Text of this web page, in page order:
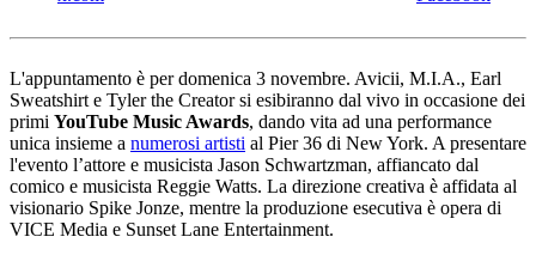
L'appuntamento è per domenica 3 novembre. Avicii, M.I.A., Earl
Sweatshirt e Tyler the Creator si esibiranno dal vivo in occasione dei
primi YouTube Music Awards, dando vita ad una performance
unica insieme a numerosi artisti al Pier 36 di New York. A presentare
l'evento l’attore e musicista Jason Schwartzman, affiancato dal
comico e musicista Reggie Watts. La direzione creativa è affidata al
visionario Spike Jonze, mentre la produzione esecutiva è opera di
VICE Media e Sunset Lane Entertainment.